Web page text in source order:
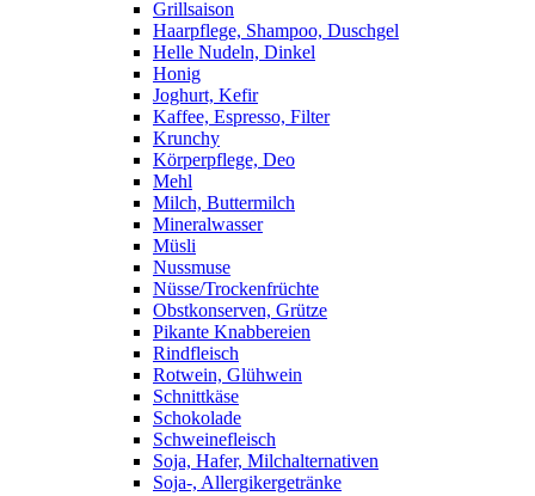
Grillsaison
Haarpflege, Shampoo, Duschgel
Helle Nudeln, Dinkel
Honig
Joghurt, Kefir
Kaffee, Espresso, Filter
Krunchy
Körperpflege, Deo
Mehl
Milch, Buttermilch
Mineralwasser
Müsli
Nussmuse
Nüsse/Trockenfrüchte
Obstkonserven, Grütze
Pikante Knabbereien
Rindfleisch
Rotwein, Glühwein
Schnittkäse
Schokolade
Schweinefleisch
Soja, Hafer, Milchalternativen
Soja-, Allergikergetränke